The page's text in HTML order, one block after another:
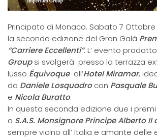
Principato di Monaco. Sabato 7
la seconda edizione del Gran Galà
“Carriere Eccellenti”. L’ evento
Groupsi svolgerà presso la terrazza
lusso Équivoqueall’Hotel Miramar,
da Daniele Losquadrocon Pasquale
e Nicola Buratto.
In questa seconda edizione due i
a S.A.S. Monsignore Principe Alberto II
sempre vicino all’ Italia e amante delle